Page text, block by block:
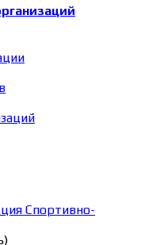
Спортивно-